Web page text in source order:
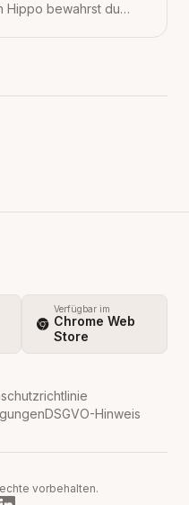
Hippo bewahrst du
Verfügbar im
Chrome Web
Store
DSGVO-Hinweis
vorbehalten.